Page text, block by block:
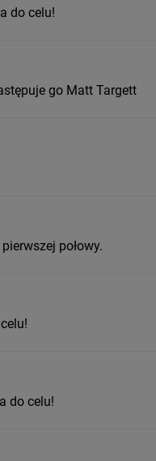
do celu!
go Matt Targett
połowy.
do celu!